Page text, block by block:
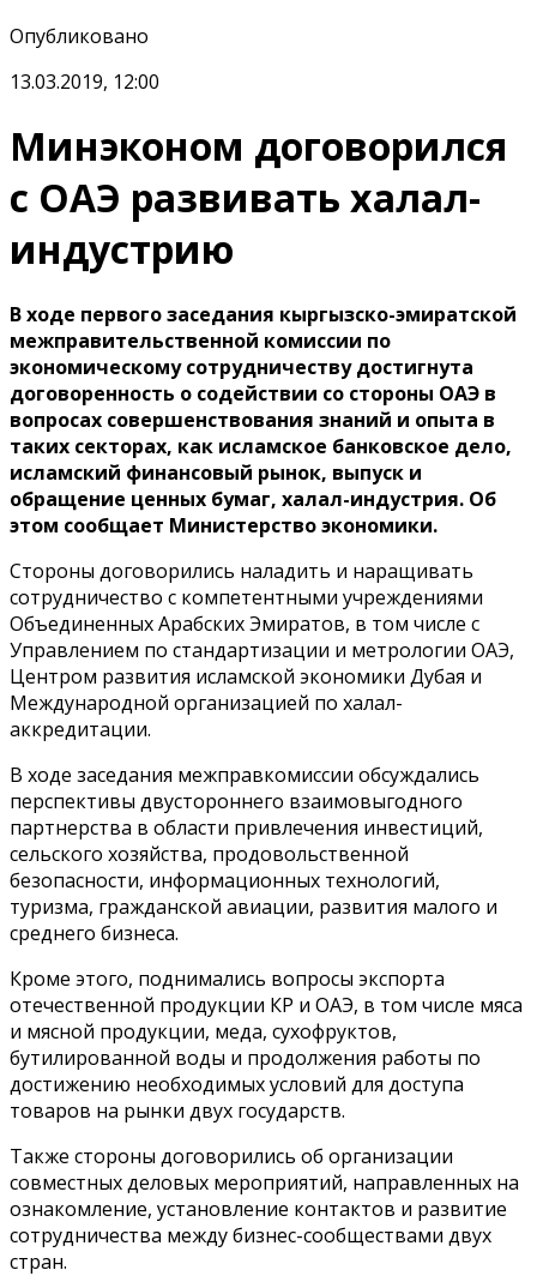
Опубликовано
13.03.2019, 12:00
Минэконом договорился
с ОАЭ развивать халал-
индустрию
В ходе первого заседания кыргызско-эмиратской
межправительственной комиссии по
экономическому сотрудничеству достигнута
договоренность о содействии со стороны ОАЭ в
вопросах совершенствования знаний и опыта в
таких секторах, как исламское банковское дело,
исламский финансовый рынок, выпуск и
обращение ценных бумаг, халал-индустрия. Об
этом сообщает Министерство экономики.
Стороны договорились наладить и наращивать
сотрудничество с компетентными учреждениями
Объединенных Арабских Эмиратов, в том числе с
Управлением по стандартизации и метрологии ОАЭ,
Центром развития исламской экономики Дубая и
Международной организацией по халал-
аккредитации.
В ходе заседания межправкомиссии обсуждались
перспективы двустороннего взаимовыгодного
партнерства в области привлечения инвестиций,
сельского хозяйства, продовольственной
безопасности, информационных технологий,
туризма, гражданской авиации, развития малого и
среднего бизнеса.
Кроме этого, поднимались вопросы экспорта
отечественной продукции КР и ОАЭ, в том числе мяса
и мясной продукции, меда, сухофруктов,
бутилированной воды и продолжения работы по
достижению необходимых условий для доступа
товаров на рынки двух государств.
Также стороны договорились об организации
совместных деловых мероприятий, направленных на
ознакомление, установление контактов и развитие
сотрудничества между бизнес-сообществами двух
стран.